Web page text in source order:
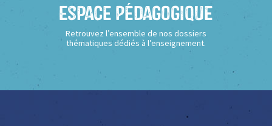
Espace Pédagogique
Retrouvez l’ensemble de nos dossiers
thématiques dédiés à l’enseignement.